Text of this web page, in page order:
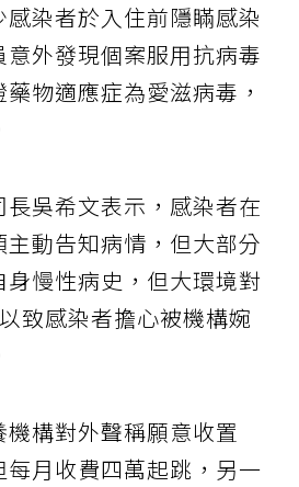
染者於入住前隱瞞感染
外發現個案服用抗病毒
物適應症為愛滋病毒，
吳希文表示，感染者在
動告知病情，但大部分
身慢性病史，但大環境對
致感染者擔心被機構婉
構對外聲稱願意收置
每月收費四萬起跳，另一